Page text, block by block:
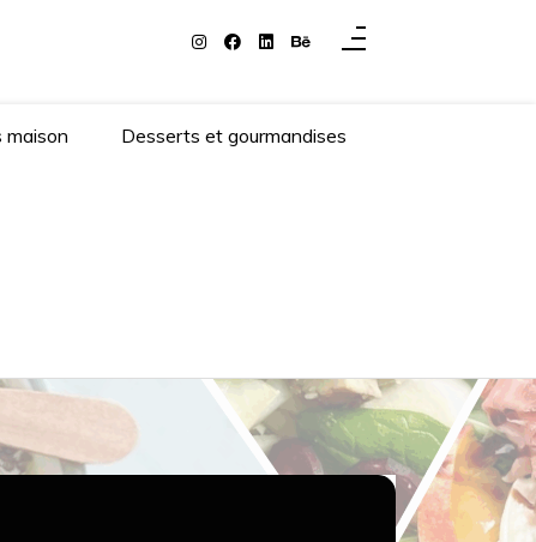
maison Desserts et gourmandises